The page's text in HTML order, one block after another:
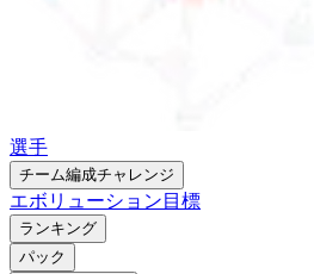
選手
チーム編成チャレンジ
エボリューション 目標
ランキング
パック